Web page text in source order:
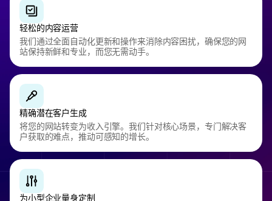
轻松的内容运营
我们通过全面自动化更新和操作来消除内容困扰，确保您的网
站保持新鲜和专业，而您无需动手。
精确潜在客户生成
将您的网站转变为收入引擎。我们针对核心场景，专门解决客
户获取的难点，推动可感知的增长。
为小型企业量身定制